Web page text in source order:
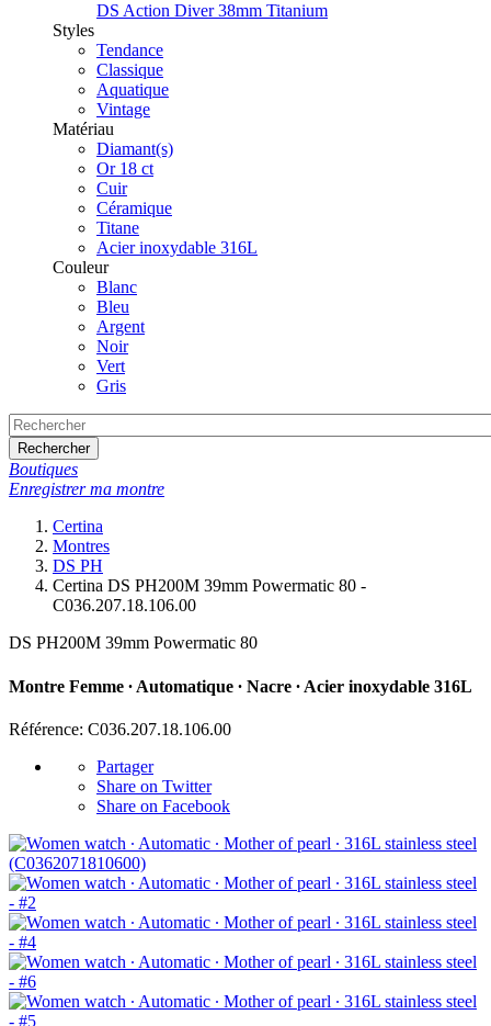
DS Action Diver 38mm Titanium
Styles
Tendance
Classique
Aquatique
Vintage
Matériau
Diamant(s)
Or 18 ct
Cuir
Céramique
Titane
Acier inoxydable 316L
Couleur
Blanc
Bleu
Argent
Noir
Vert
Gris
Rechercher
Boutiques
Enregistrer ma montre
Certina
Montres
DS PH
Certina DS PH200M 39mm Powermatic 80 -
C036.207.18.106.00
DS PH200M 39mm Powermatic 80
Montre Femme ∙ Automatique ∙ Nacre ∙ Acier inoxydable 316L
Référence: C036.207.18.106.00
Partager
Share on Twitter
Share on Facebook